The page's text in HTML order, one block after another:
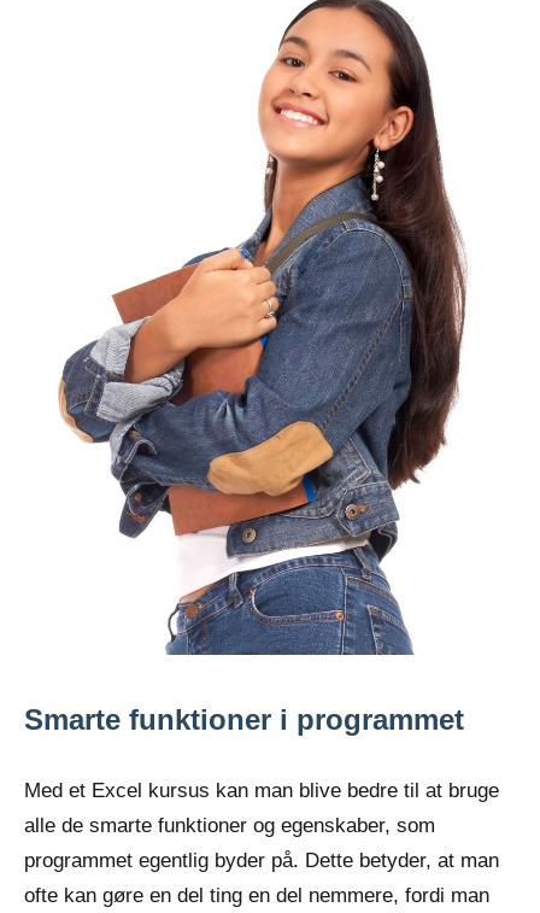
Smarte funktioner i programmet
Med et Excel kursus kan man blive bedre til at bruge
alle de smarte funktioner og egenskaber, som
programmet egentlig byder på. Dette betyder, at man
ofte kan gøre en del ting en del nemmere, fordi man